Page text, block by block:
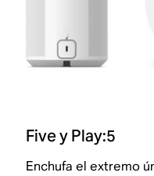
Five y Play:5
Enchufa el extremo